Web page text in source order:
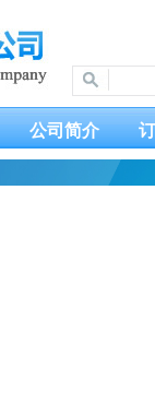
公司简介